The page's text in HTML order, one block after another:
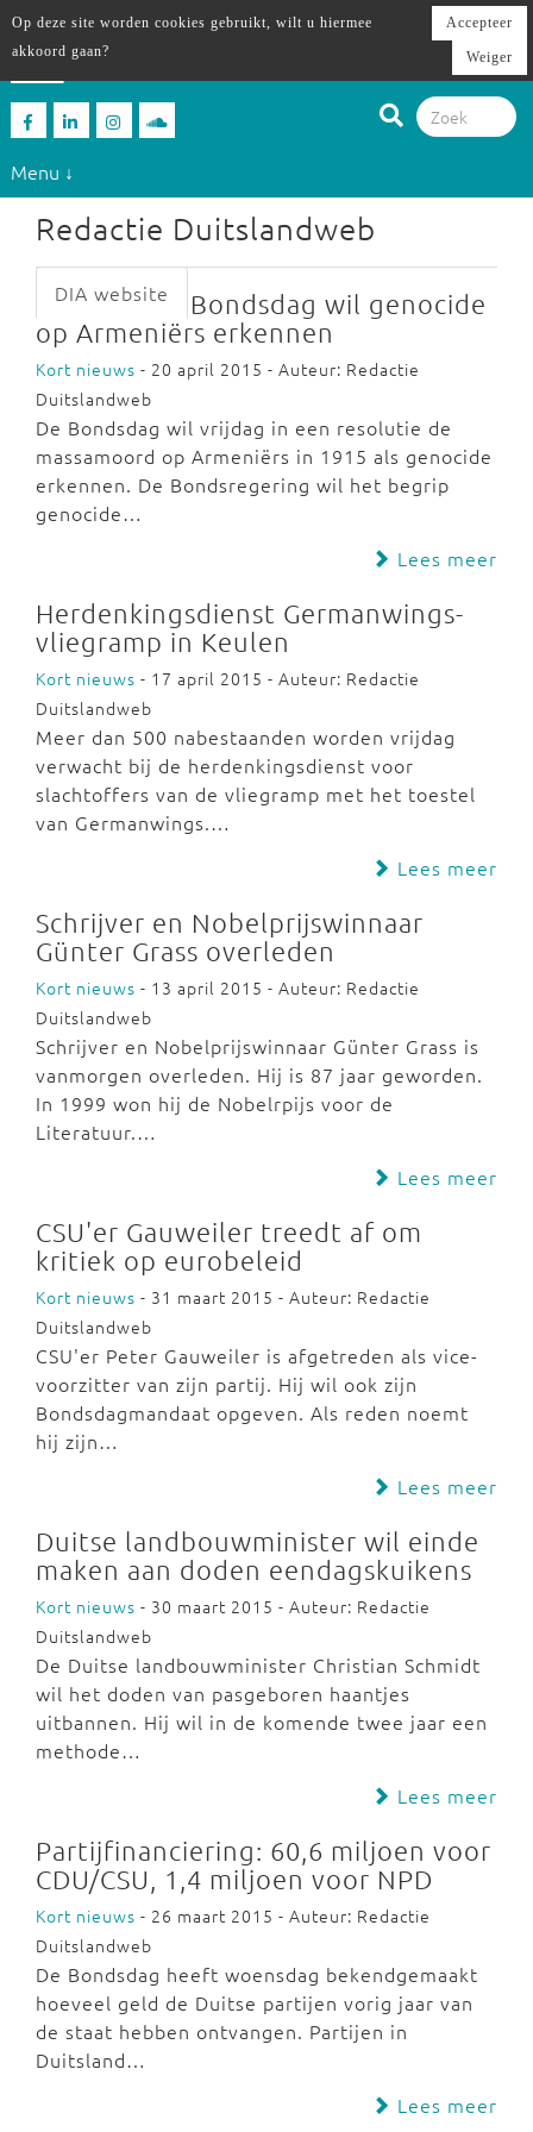
Menu ↓
Redactie Duitslandweb
DIA website
Bondsdag wil genocide
op Armeniërs erkennen
Kort nieuws - 20 april 2015 - Auteur: Redactie
Duitslandweb
De Bondsdag wil vrijdag in een resolutie de
massamoord op Armeniërs in 1915 als genocide
erkennen. De Bondsregering wil het begrip
genocide…
Lees meer
Herdenkingsdienst Germanwings-
vliegramp in Keulen
Kort nieuws - 17 april 2015 - Auteur: Redactie
Duitslandweb
Meer dan 500 nabestaanden worden vrijdag
verwacht bij de herdenkingsdienst voor
slachtoffers van de vliegramp met het toestel
van Germanwings.…
Lees meer
Schrijver en Nobelprijswinnaar
Günter Grass overleden
Kort nieuws - 13 april 2015 - Auteur: Redactie
Duitslandweb
Schrijver en Nobelprijswinnaar Günter Grass is
vanmorgen overleden. Hij is 87 jaar geworden.
In 1999 won hij de Nobelrpijs voor de
Literatuur.…
Lees meer
CSU'er Gauweiler treedt af om
kritiek op eurobeleid
Kort nieuws - 31 maart 2015 - Auteur: Redactie
Duitslandweb
CSU'er Peter Gauweiler is afgetreden als vice-
voorzitter van zijn partij. Hij wil ook zijn
Bondsdagmandaat opgeven. Als reden noemt
hij zijn…
Lees meer
Duitse landbouwminister wil einde
maken aan doden eendagskuikens
Kort nieuws - 30 maart 2015 - Auteur: Redactie
Duitslandweb
De Duitse landbouwminister Christian Schmidt
wil het doden van pasgeboren haantjes
uitbannen. Hij wil in de komende twee jaar een
methode…
Lees meer
Partijfinanciering: 60,6 miljoen voor
CDU/CSU, 1,4 miljoen voor NPD
Kort nieuws - 26 maart 2015 - Auteur: Redactie
Duitslandweb
De Bondsdag heeft woensdag bekendgemaakt
hoeveel geld de Duitse partijen vorig jaar van
de staat hebben ontvangen. Partijen in
Duitsland…
Lees meer
Op deze site worden cookies gebruikt, wilt u hiermee
akkoord gaan?
Accepteer
Weiger